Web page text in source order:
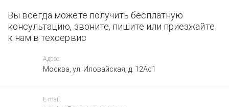
Вы всегда можете получить бесплатную
консультацию, звоните, пишите или приезжайте
к нам в техсервис
Адрес:
Москва, ул. Иловайская, д. 12Ас1
E-mail: